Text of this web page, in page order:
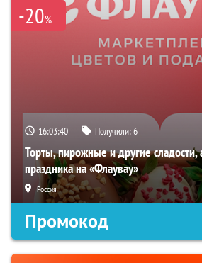
-20%
16:03:40 Получили:6
Торты, пирожные и другие
праздника на «Флаувау»
Россия
Промокод